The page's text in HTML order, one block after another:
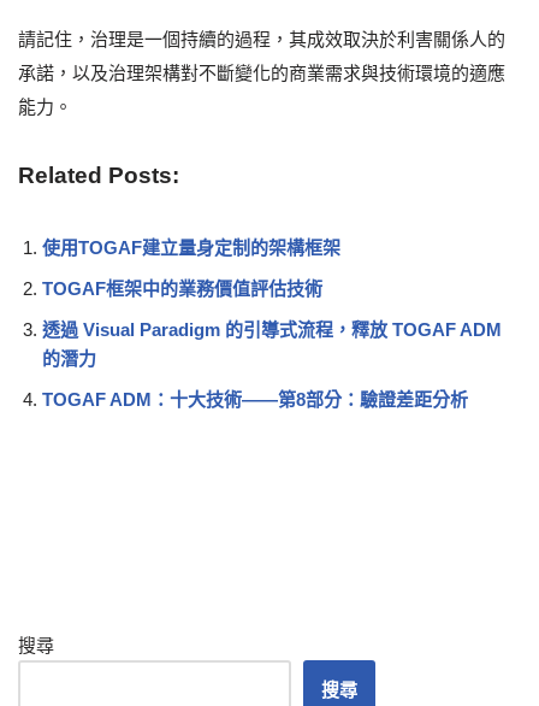
請記住，治理是一個持續的過程，其成效取決於利害關係人的
承諾，以及治理架構對不斷變化的商業需求與技術環境的適應
能力。
Related Posts:
使用TOGAF建立量身定制的架構框架
TOGAF框架中的業務價值評估技術
透過 Visual Paradigm 的引導式流程，釋放 TOGAF ADM
的潛力
TOGAF ADM：十大技術——第8部分：驗證差距分析
搜尋
搜尋